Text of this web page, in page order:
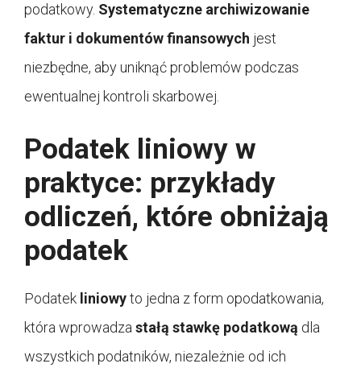
podatkowy. Systematyczne archiwizowanie
faktur i dokumentów finansowych jest
niezbędne, aby uniknąć problemów podczas
ewentualnej kontroli skarbowej.
Podatek liniowy w
praktyce: przykłady
odliczeń, które obniżają
podatek
Podatek liniowyto jedna z form opodatkowania,
która wprowadzastałą stawkę podatkową dla
wszystkich podatników, niezależnie od ich